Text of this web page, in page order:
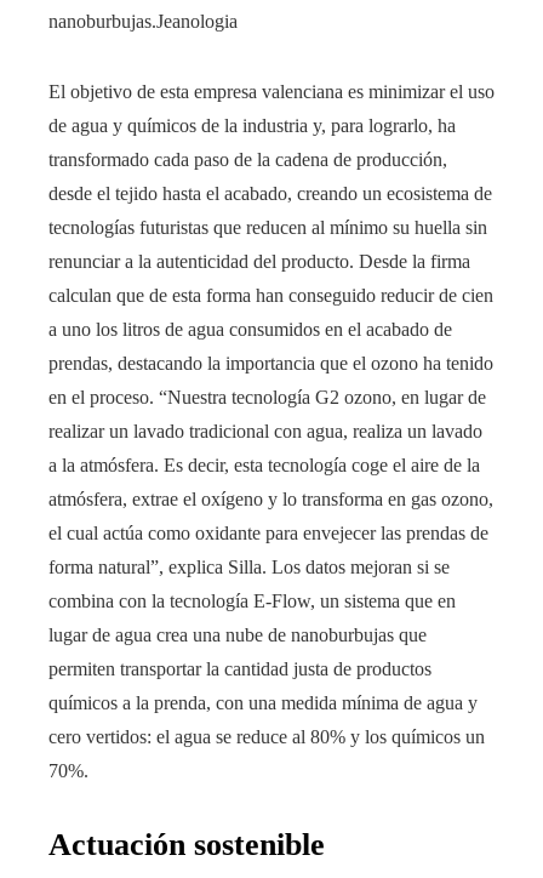
nanoburbujas.Jeanologia
El objetivo de esta empresa valenciana es minimizar el uso
de agua y químicos de la industria y, para lograrlo, ha
transformado cada paso de la cadena de producción,
desde el tejido hasta el acabado, creando un ecosistema de
tecnologías futuristas que reducen al mínimo su huella sin
renunciar a la autenticidad del producto. Desde la firma
calculan que de esta forma han conseguido reducir de cien
a uno los litros de agua consumidos en el acabado de
prendas, destacando la importancia que el ozono ha tenido
en el proceso. “Nuestra tecnología G2 ozono, en lugar de
realizar un lavado tradicional con agua, realiza un lavado
a la atmósfera. Es decir, esta tecnología coge el aire de la
atmósfera, extrae el oxígeno y lo transforma en gas ozono,
el cual actúa como oxidante para envejecer las prendas de
forma natural”, explica Silla. Los datos mejoran si se
combina con la tecnología E-Flow, un sistema que en
lugar de agua crea una nube de nanoburbujas que
permiten transportar la cantidad justa de productos
químicos a la prenda, con una medida mínima de agua y
cero vertidos: el agua se reduce al 80% y los químicos un
70%.
Actuación sostenible